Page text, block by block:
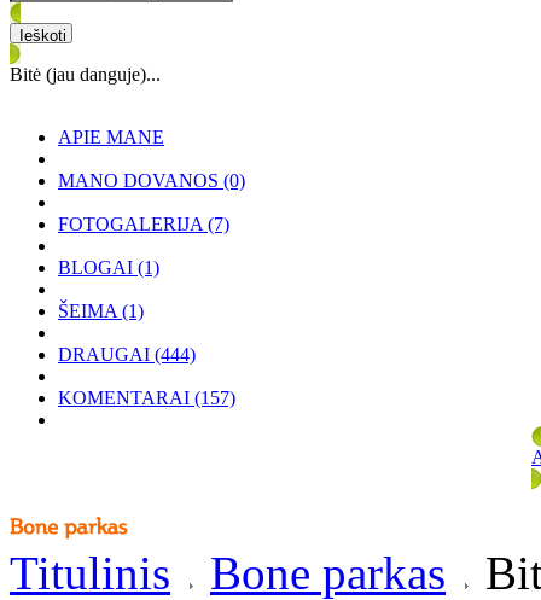
Bitė (jau danguje)...
APIE MANE
MANO DOVANOS (0)
FOTOGALERIJA (7)
BLOGAI (1)
ŠEIMA (1)
DRAUGAI (444)
KOMENTARAI (157)
Titulinis Bone parkas